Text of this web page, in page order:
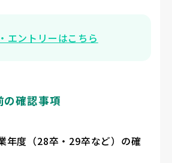
エントリーはこちら
の確認事項
年度（28卒・29卒など）の確